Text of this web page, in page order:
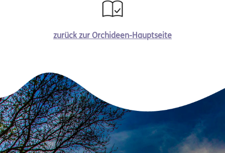
zurück zur Orchideen-Hauptseite